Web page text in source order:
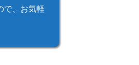
で、お気軽